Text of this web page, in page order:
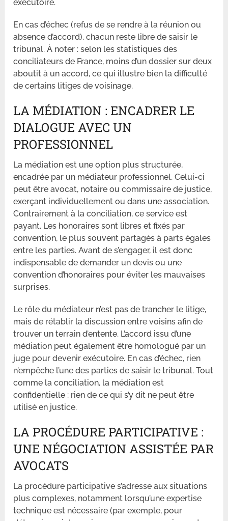
exécutoire.
En cas d’échec (refus de se rendre à la réunion ou
absence d’accord), chacun reste libre de saisir le
tribunal. À noter : selon les statistiques des
conciliateurs de France, moins d’un dossier sur deux
aboutit à un accord, ce qui illustre bien la difficulté
de certains litiges de voisinage.
LA MÉDIATION : ENCADRER LE
DIALOGUE AVEC UN
PROFESSIONNEL
La médiation est une option plus structurée,
encadrée par un médiateur professionnel. Celui-ci
peut être avocat, notaire ou commissaire de justice,
exerçant individuellement ou dans une association.
Contrairement à la conciliation, ce service est
payant. Les honoraires sont libres et fixés par
convention, le plus souvent partagés à parts égales
entre les parties. Avant de s’engager, il est donc
indispensable de demander un devis ou une
convention d’honoraires pour éviter les mauvaises
surprises.
Le rôle du médiateur n’est pas de trancher le litige,
mais de rétablir la discussion entre voisins afin de
trouver un terrain d’entente. L’accord issu d’une
médiation peut également être homologué par un
juge pour devenir exécutoire. En cas d’échec, rien
n’empêche l’une des parties de saisir le tribunal. Tout
comme la conciliation, la médiation est
confidentielle : rien de ce qui s’y dit ne peut être
utilisé en justice.
LA PROCÉDURE PARTICIPATIVE :
UNE NÉGOCIATION ASSISTÉE PAR
AVOCATS
La procédure participative s’adresse aux situations
plus complexes, notamment lorsqu’une expertise
technique est nécessaire (par exemple, pour